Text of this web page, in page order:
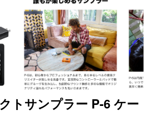
トサンプラー P-6 ケー